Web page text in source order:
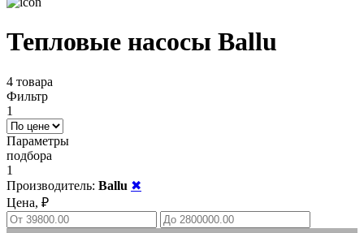
Тепловые насосы Ballu
4 товара
Фильтр
1
Параметры
подбора
1
Производитель: Ballu ✖
Цена, ₽